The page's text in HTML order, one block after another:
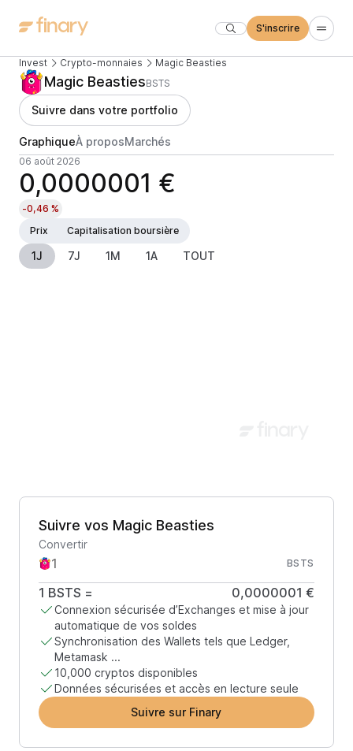
S'inscrire
Invest Crypto-monnaies Magic Beasties
Magic BeastiesBSTS
Suivre dans votre portfolio
GraphiqueÀ proposMarchés
06 août 2026
0,0000001 €
-0,46 %
Prix
Capitalisation boursière
1J 7J 1M 1A TOUT
Suivre vos Magic Beasties
Convertir
BSTS
1 BSTS = 0,0000001 €
Connexion sécurisée d’Exchanges et mise à jour
automatique de vos soldes
Synchronisation des Wallets tels que Ledger,
Metamask ...
10,000 cryptos disponibles
Données sécurisées et accès en lecture seule
Suivre sur Finary